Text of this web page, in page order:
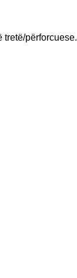
tretë/përforcuese.